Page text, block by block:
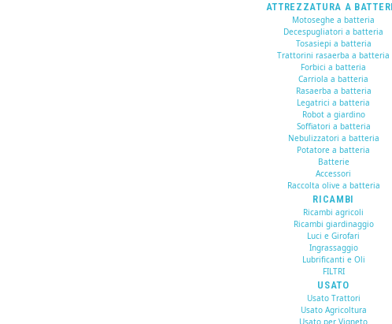
ATTREZZATURA A
Motoseghe a batteria
Decespugliatori a batteria
Tosasiepi a batteria
Trattorini rasaerba a batteria
Forbici a batteria
Carriola a batteria
Rasaerba a batteria
Legatrici a batteria
Robot a giardino
Soffiatori a batteria
Nebulizzatori a batteria
Potatore a batteria
Batterie
Accessori
Raccolta olive a batteria
RICAMBI
Ricambi agricoli
Ricambi giardinaggio
Luci e Girofari
Ingrassaggio
Lubrificanti e Oli
FILTRI
USATO
Usato Trattori
Usato Agricoltura
Usato per Vigneto